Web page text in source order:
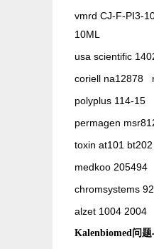
vmrd CJ-F-PI3-
10ML
usa scientific
coriell na12878
polyplus 114-15
permagen
toxin at101
medkoo 205494
chromsystems
alzet 1004 2004
Kalenbiomed 问